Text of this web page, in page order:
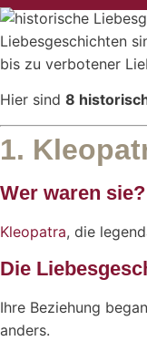
Liebesgeschichten
bis zu verbotener
Hier sind 8
1.
Wer waren sie?
Kleopatra, die
Die
Ihre Beziehung
anders.